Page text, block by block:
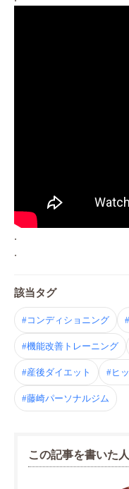
.
.
該当タグ
#コンディショニング
#機能改善トレーニング
#産後ダイエット #ヒ
#藤崎パーソナルジム
この記事を書いた人